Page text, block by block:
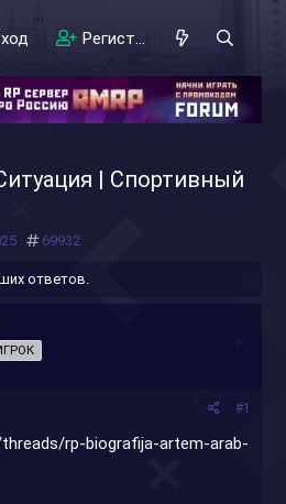
Регистрация
| Спортивный
#
69932
ответов.
#1
rp-biografija-artem-arab-